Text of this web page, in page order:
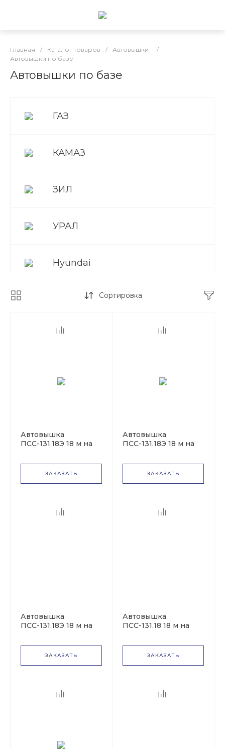
Главная / Каталог товаров / Автовышки
/
Автовышки по базе
Автовышки по базе
ГАЗ
КАМАЗ
ЗИЛ
УРАЛ
Hyundai
Nissan
Hino
Daewoo
Volvo
KIA
MAN
Foton
Сортировка
Автовышка
ПСС-131.18Э 18 м на
ЗАКАЗАТЬ
Автовышка
ПСС-131.18Э 18 м на
ЗАКАЗАТЬ
Автовышка
ПСС-131.18Э 18 м на
(ГАЗ-C41R33)
ЗАКАЗАТЬ
Автовышка
ПСС-131.18 18 м на
ЗАКАЗАТЬ